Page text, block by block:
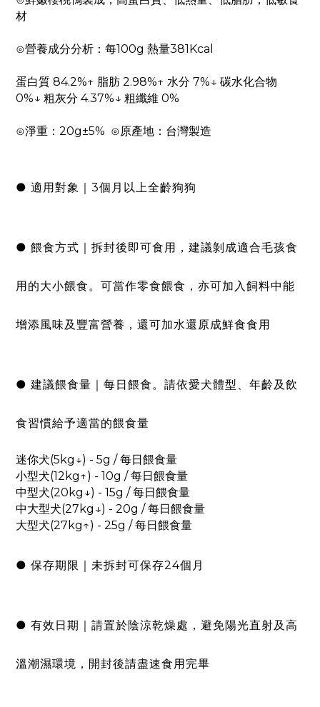
材
⊙營養成分分析：每100g 熱量381Kcal
蛋白質 84.2%↑ 脂肪 2.98%↑ 水分 7%↓ 碳水化合物
0%↓ 粗灰分 4.37%↓ 粗纖維 0%
⊙淨重：20g±5% ⊙原產地：台灣製造
● 適用對象｜3個月以上全齡狗狗
● 餵食方式｜拆封後即可食用，建議剝成適合毛孩食
用的大小餵食。可當作零食餵食，亦可加入飼料中能
增添風味及豐富營養，還可加水還原成鮮食食用
● 建議餵食量｜每日餵食。請依愛犬體型、年齡及飲
食習慣給予適當的餵食量
迷你犬(5kg↓) - 5g / 每日餵食量
小型犬(12kg↑) - 10g / 每日餵食量
中型犬(20kg↓) - 15g / 每日餵食量
中大型犬(27kg↓) - 20g / 每日餵食量
大型犬(27kg↑) - 25g / 每日餵食量
● 保存期限｜未拆封可保存24個月
● 有效日期｜請置於陰涼乾燥處，避免陽光直射及高
溫潮濕環境，開封後請盡速食用完畢